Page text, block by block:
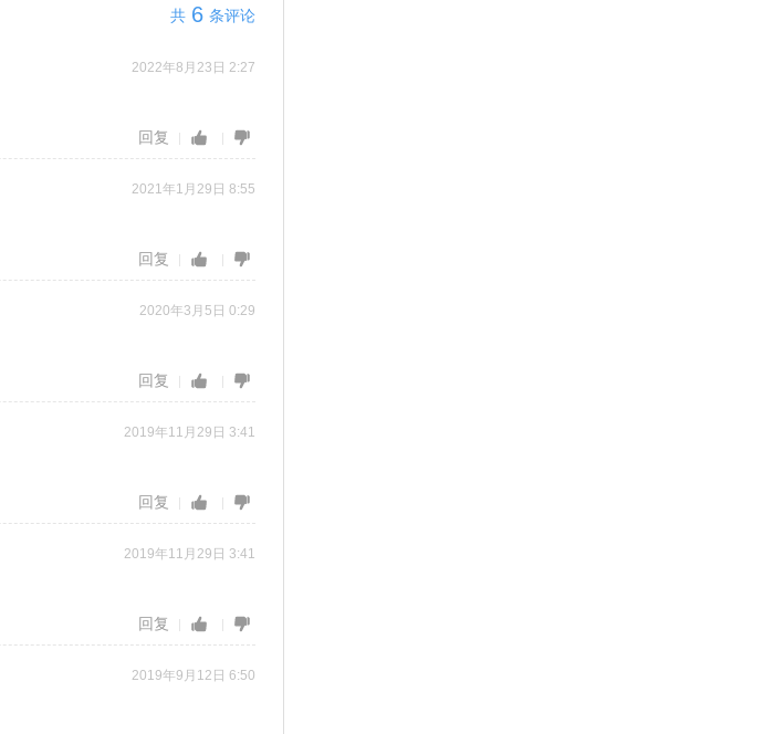
共 6 条评论
2022年8月23日 2:27
回复
2021年1月29日 8:55
回复
2020年3月5日 0:29
回复
2019年11月29日 3:41
回复
2019年11月29日 3:41
回复
2019年9月12日 6:50